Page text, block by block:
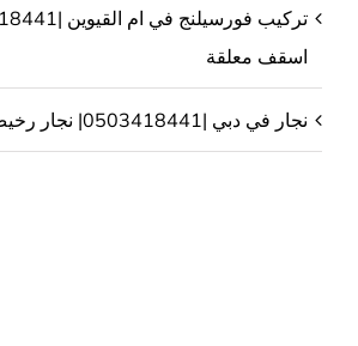
اسقف معلقة
نجار في دبي |0503418441| نجار رخيص في دبي